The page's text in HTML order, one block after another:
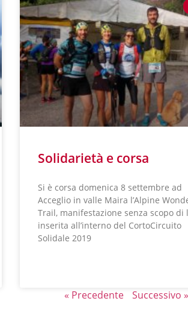
Solidarietà e corsa
Si è corsa domenica 8 settembre ad
Acceglio in valle Maira l’Alpine
Trail, manifestazione senza scopo di
inserita all’interno del CortoCircuito
Solidale 2019
« Precedente Successivo »